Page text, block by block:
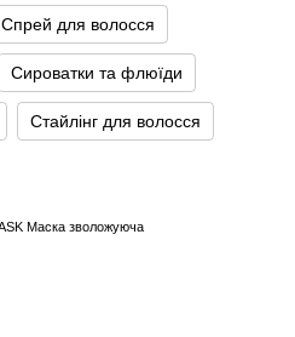
Спрей для волосся
Сироватки та флюїди
Стайлінг для волосся